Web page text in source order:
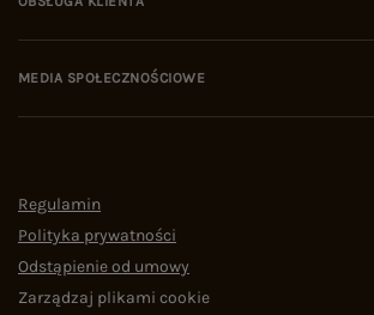
MEDIA SPOŁECZNOŚCIOWE
Regulamin
Polityka prywatności
Odstąpienie od umowy
Zarządzaj plikami cookie